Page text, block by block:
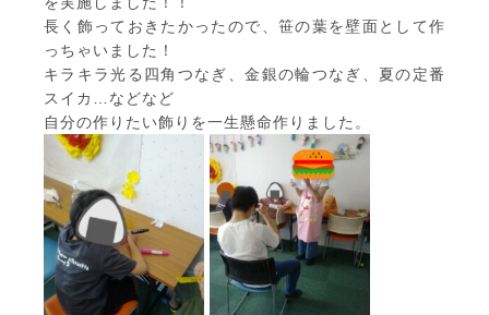
長く飾っておきたかったので、笹の葉を壁面として作
っちゃいました！
キラキラ光る四角つなぎ、金銀の輪つなぎ、夏の定番
スイカ…などなど
自分の作りたい飾りを一生懸命作りました。